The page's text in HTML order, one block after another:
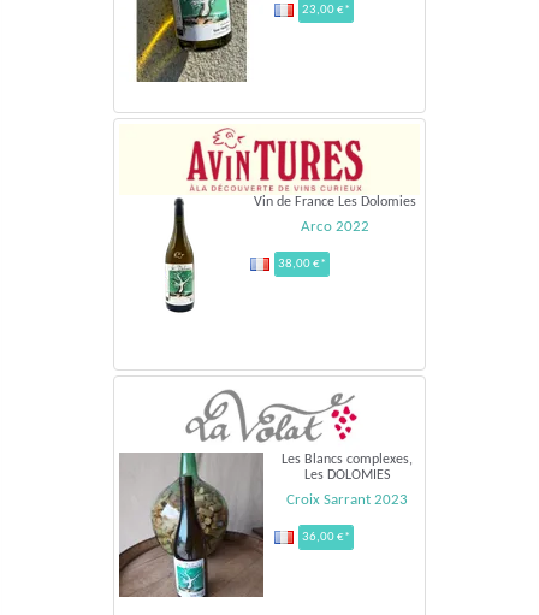
23,00 €*
Vin de France Les Dolomies
Arco 2022
38,00 €*
Les Blancs complexes,
Les DOLOMIES
Croix Sarrant 2023
36,00 €*